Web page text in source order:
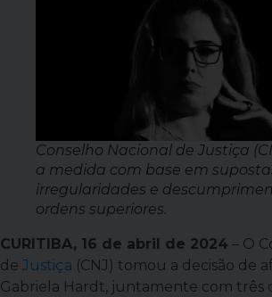
Conselho Nacional de Justiça
a medida com base em
irregularidades e
ordens superiores.
CURITIBA, 16 de abril de 2024 – O
de Justiça (CNJ) tomou a decisão de
Gabriela Hardt, juntamente com três